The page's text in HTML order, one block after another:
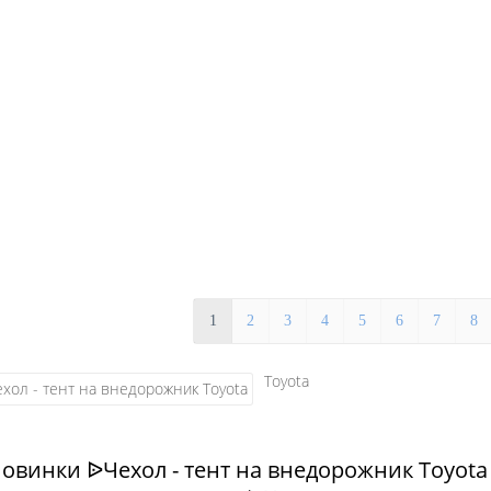
1 2 3 4 5 6 7 8
Toyota
ᐉЧехол - тент на внедорожник Toyota